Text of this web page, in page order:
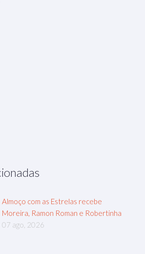
Almoço com as Estrelas recebe
Moreira, Ramon Roman e Robertinha
07 ago, 2026